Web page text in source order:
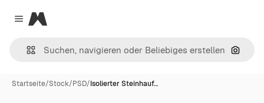
Close menu
Magnific
Nach
Startseite/Stock/PSD/Isolierter Steinhauf…